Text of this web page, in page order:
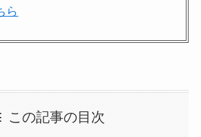
ら
この記事の目次